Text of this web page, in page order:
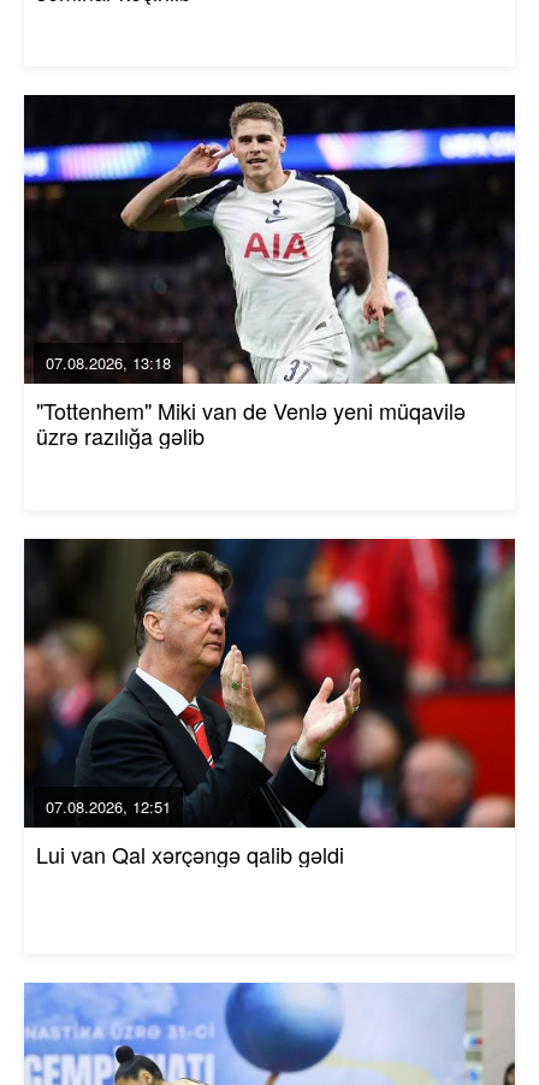
07.08.2026, 13:18
"Tottenhem" Miki van de Venlə yeni müqavilə
üzrə razılığa gəlib
07.08.2026, 12:51
Lui van Qal xərçəngə qalib gəldi